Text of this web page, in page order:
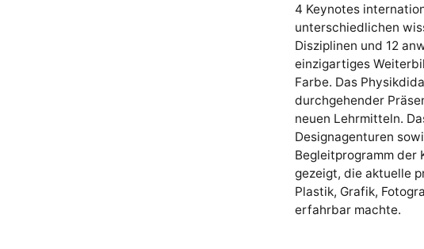
4 Keynotes
unterschiedlichen
Disziplinen und 12
einzigartiges
Farbe. Das
durchgehender
neuen Lehrmitteln.
Designagenturen
Begleitprogramm der
gezeigt, die aktuelle
Plastik, Grafik,
erfahrbar machte.